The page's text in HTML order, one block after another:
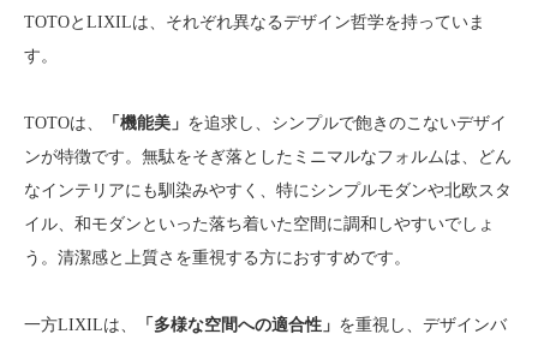
TOTOとLIXILは、それぞれ異なるデザイン哲学を持っていま
す。
TOTOは、 「機能美」 を追求し、シンプルで飽きのこないデザイ
ンが特徴です。無駄をそぎ落としたミニマルなフォルムは、どん
なインテリアにも馴染みやすく、特にシンプルモダンや北欧スタ
イル、和モダンといった落ち着いた空間に調和しやすいでしょ
う。清潔感と上質さを重視する方におすすめです。
一方LIXILは、 「多様な空間への適合性」 を重視し、デザインバ